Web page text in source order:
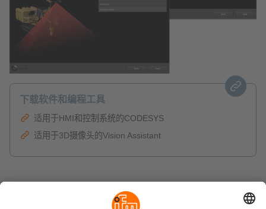
下载软件和编程工具
适用于HMI和控制系统的CODESYS
适用于3D摄像头的Vision Assistant
隐私政策